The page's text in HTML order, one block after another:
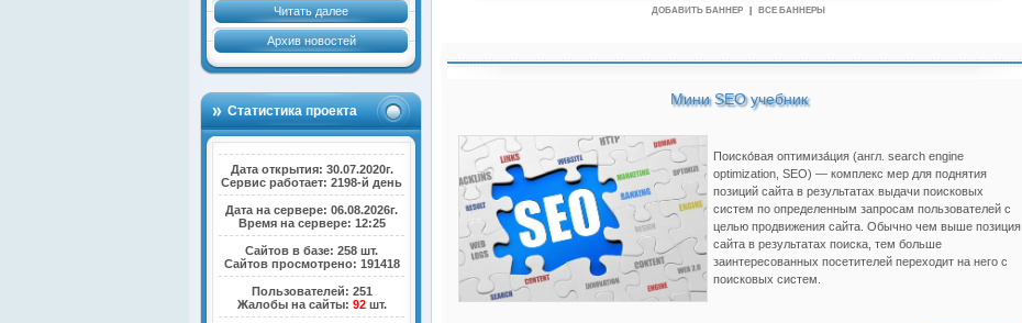
Читать далее
Архив новостей
Статистика проекта
Дата открытия: 30.07.2020г.
Сервис работает: 2198-й день
Дата на сервере: 06.08.2026г.
Время на сервере: 12:25
Сайтов в базе: 258 шт.
Сайтов просмотрено: 191418
Пользователей: 251
Жалобы на сайты: 92шт.
ДОБАВИТЬ БАННЕР ВСЕ БАННЕРЫ
Мини SEO учебник
Поиско́вая оптимиза́ция (англ. search engine
optimization, SEO) — комплекс мер для поднятия
позиций сайта в результатах выдачи поисковых
систем по определенным запросам пользователей с
целью продвижения сайта. Обычно чем выше позиция
сайта в результатах поиска, тем больше
заинтересованных посетителей переходит на него с
поисковых систем.